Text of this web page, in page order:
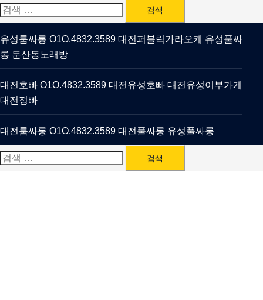
검
색:
유성룸싸롱 O1O.4832.3589 대전퍼블릭가라오케 유성풀싸
롱 둔산동노래방
대전호빠 O1O.4832.3589 대전유성호빠 대전유성이부가게
대전정빠
대전룸싸롱 O1O.4832.3589 대전풀싸롱 유성풀싸롱
검